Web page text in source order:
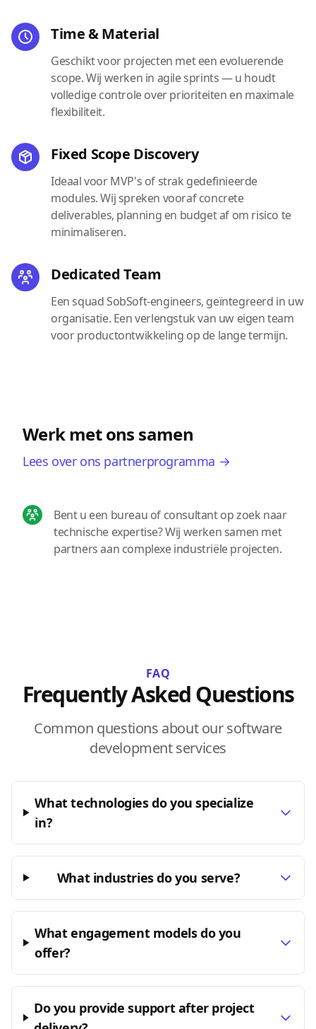
Time & Material
Geschikt voor projecten met een evoluerende
scope. Wij werken in agile sprints — u houdt
volledige controle over prioriteiten en maximale
flexibiliteit.
Fixed Scope Discovery
Ideaal voor MVP's of strak gedefinieerde
modules. Wij spreken vooraf concrete
deliverables, planning en budget af om risico te
minimaliseren.
Dedicated Team
Een squad SobSoft-engineers, geïntegreerd in uw
organisatie. Een verlengstuk van uw eigen team
voor productontwikkeling op de lange termijn.
Werk met ons samen
Lees over ons partnerprogramma →
Bent u een bureau of consultant op zoek naar
technische expertise? Wij werken samen met
partners aan complexe industriële projecten.
FAQ
Frequently Asked Questions
Common questions about our software
development services
What technologies do you specialize
in?
What industries do you serve?
What engagement models do you
offer?
Do you provide support after project